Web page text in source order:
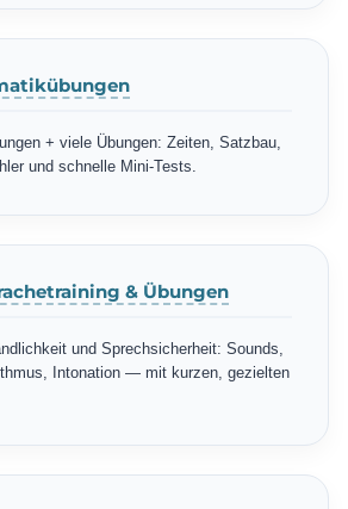
+ viele Übungen: Zeiten, Satzbau,
und schnelle Mini-Tests.
& Übungen
und Sprechsicherheit: Sounds,
Intonation — mit kurzen, gezielten